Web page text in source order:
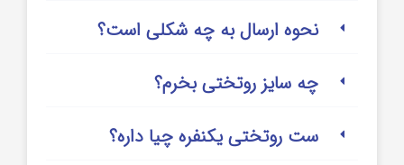
نحوه ارسال به چه شکلی است؟
چه سایز روتختی بخرم؟
ست روتختی یکنفره چیا داره؟